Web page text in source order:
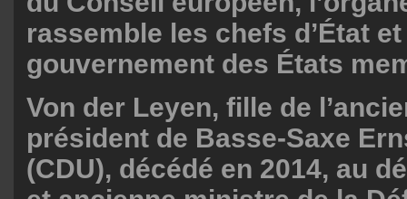
rassemble les chefs d’État
gouvernement des États
Von der Leyen, fille de
président de Basse-Saxe
(CDU), décédé en 2014, au